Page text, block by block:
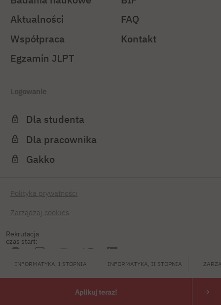
Rekrutacja
czas start:
INFORMATYKA, I STOPNIA INFORMATYKA, II STOPNIA
Aplikuj teraz!
Aktualności
Współpraca
Egzamin JLPT
FAQ
Kontakt
Logowanie
Dla studenta
Dla pracownika
Gakko
Polityka prywatności
Zarządzaj cookies